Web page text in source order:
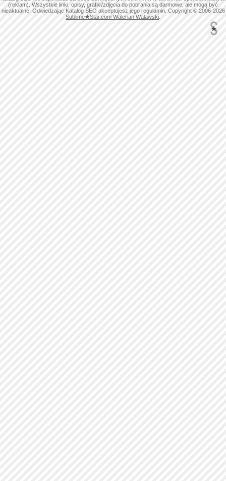
(reklam). Wszystkie linki, opisy, grafiki/zdjęcia do pobrania są darmowe, ale mogą być
nieaktualne. Odwiedzając Katalog SEO akceptujesz jego regulamin. Copyright © 2006-2026
Sublime★Star.com Walerian Walawski